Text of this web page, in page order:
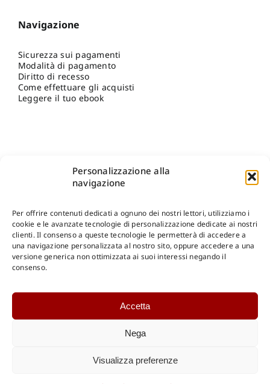
Personalizzazione alla
navigazione
Per offrire contenuti dedicati a ognuno dei nostri lettori, utilizziamo i
cookie e le avanzate tecnologie di personalizzazione dedicate ai nostri
clienti. Il consenso a queste tecnologie le permetterà di accedere a
una navigazione personalizzata al nostro sito, oppure accedere a una
versione generica non ottimizzata ai suoi interessi negando il
consenso.
Accetta
Nega
Visualizza preferenze
Navigazione
Sicurezza sui pagamenti
Modalità di pagamento
Diritto di recesso
Come effettuare gli acquisti
Leggere il tuo ebook
Shop Gangemi Editore-Pagamenti Sicuri e anche Rateali
Catalogo Internazionale
DOWNLOAD
Catalogo Internazionale